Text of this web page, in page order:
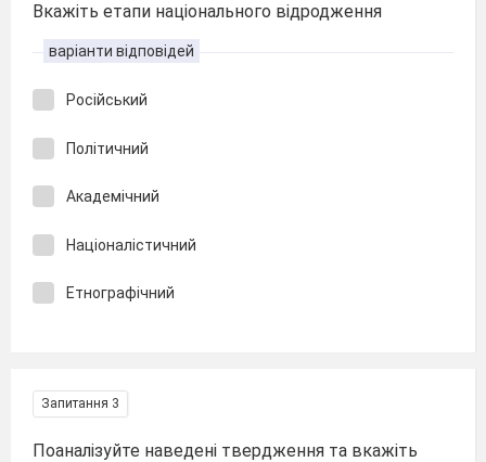
Вкажіть етапи національного відродження
варіанти відповідей
Російський
Політичний
Академічний
Націоналістичний
Етнографічний
Запитання 3
Поаналізуйте наведені твердження та вкажіть